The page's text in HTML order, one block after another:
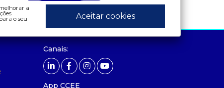
e análises
bandeira tarifária
preços
- conceitos de preços
Canais:
App CCEE
a
para o seu Aceitar cookies